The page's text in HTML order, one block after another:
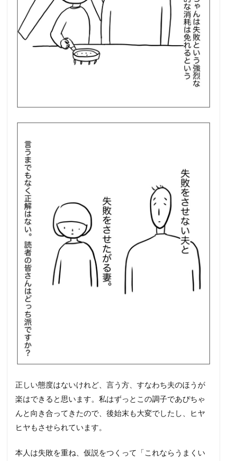
正しい態度はないけれど、言う方、すなわち夫のほうが
楽はできると思います。私はずっとこの調子であぴちゃ
んと向き合ってきたので、後始末も大変でしたし、ヒヤ
ヒヤもさせられています。
本人は失敗を重ね、仮説をつくって「これならうまくい